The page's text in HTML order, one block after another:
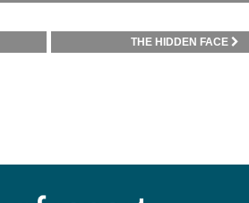
THE HIDDEN FACE